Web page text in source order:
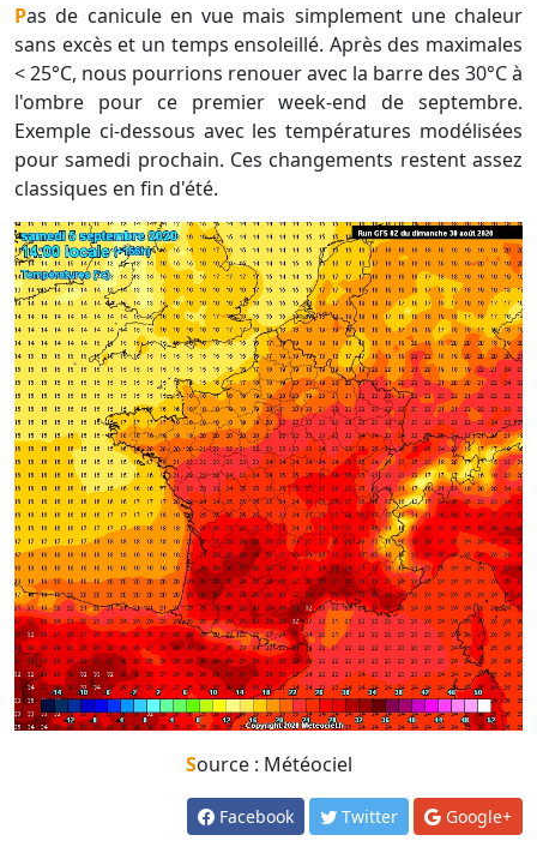
Pas de canicule en vue mais simplement une chaleur
sans excès et un temps ensoleillé. Après des maximales
< 25°C, nous pourrions renouer avec la barre des 30°C à
l'ombre pour ce premier week-end de septembre.
Exemple ci-dessous avec les températures modélisées
pour samedi prochain. Ces changements restent assez
classiques en fin d'été.
Source : Météociel
Facebook Twitter Google+